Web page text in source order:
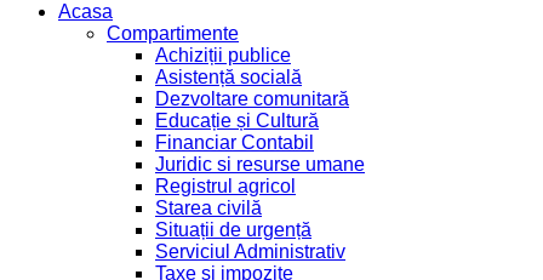
Acasa
Compartimente
Achiziții publice
Asistență socială
Dezvoltare comunitară
Educație și Cultură
Financiar Contabil
Juridic si resurse umane
Registrul agricol
Starea civilă
Situații de urgență
Serviciul Administrativ
Taxe și impozite